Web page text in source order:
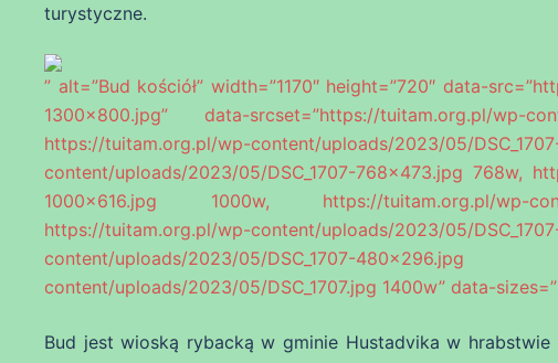
turystyczne.
” alt=”Bud kościół” width=”1170″ height=”720″ data-
1300×800.jpg” data-srcset=”https://tuitam.org.pl/wp-
https://tuitam.org.pl/wp-content/uploads/2023/05/
content/uploads/2023/05/DSC_1707-768×473.jpg 768w,
1000×616.jpg 1000w, https://tuitam.org.pl/wp-
https://tuitam.org.pl/wp-content/uploads/2023/05/
content/uploads/2023/05/DSC_1707-
content/uploads/2023/05/DSC_1707.jpg 1400w” data-
Bud jest wioską rybacką w gminie Hustadvika w